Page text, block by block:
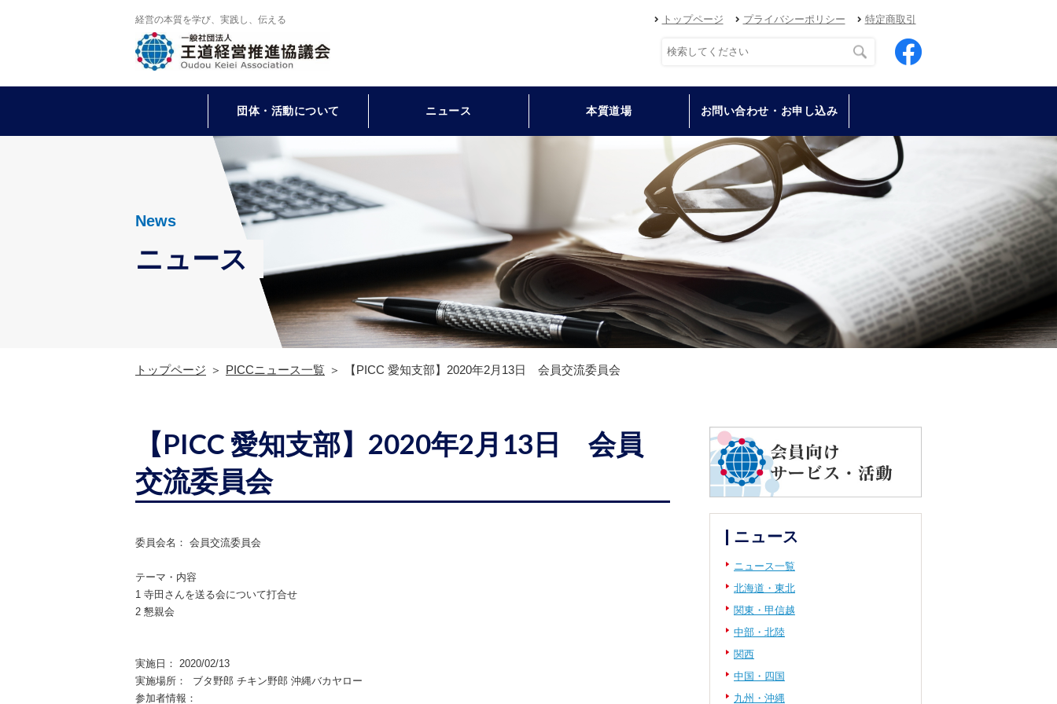
経営の本質を学び、実践し、伝える トップページ プライバシーポリシー 特定商取引
団体・活動について ニュース 本質道場 お問い合わせ・お申し込み
News
ニュース
トップページ PICCニュース一覧 【PICC 愛知支部】2020年2月13日 会員交流委員会
【PICC 愛知支部】2020年2月13日 会員
交流委員会
委員会名： 会員交流委員会
テーマ・内容
1 寺田さんを送る会について打合せ
2 懇親会
実施日： 2020/02/13
実施場所：
ブタ野郎 チキン野郎 沖縄バカヤロー
参加者情報：
ニュース
ニュース一覧
北海道・東北
関東・甲信越
中部・北陸
関西
中国・四国
九州・沖縄